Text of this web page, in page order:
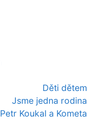
Děti dětem
Jsme jedna rodina
Petr Koukal a Kometa